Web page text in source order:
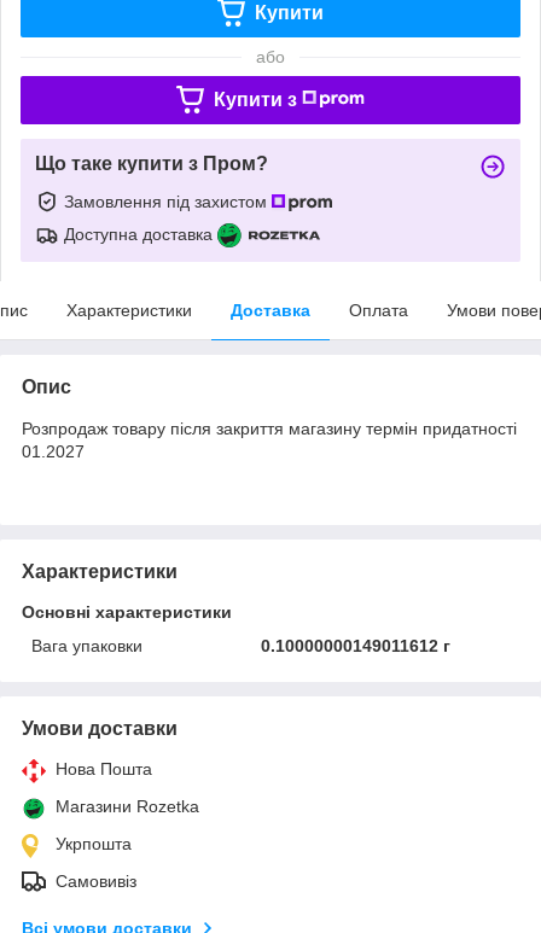
Купити
або
Купити з
Що таке купити з Пром?
Замовлення під захистом
Доступна доставка
Характеристики Доставка Оплата Умови
Опис
Розпродаж товару після закриття магазину термін придатності
01.2027
Характеристики
Основні характеристики
Вага упаковки
0.10000000149011612 г
Умови доставки
Нова Пошта
Магазини Rozetka
Укрпошта
Самовивіз
Всі умови доставки